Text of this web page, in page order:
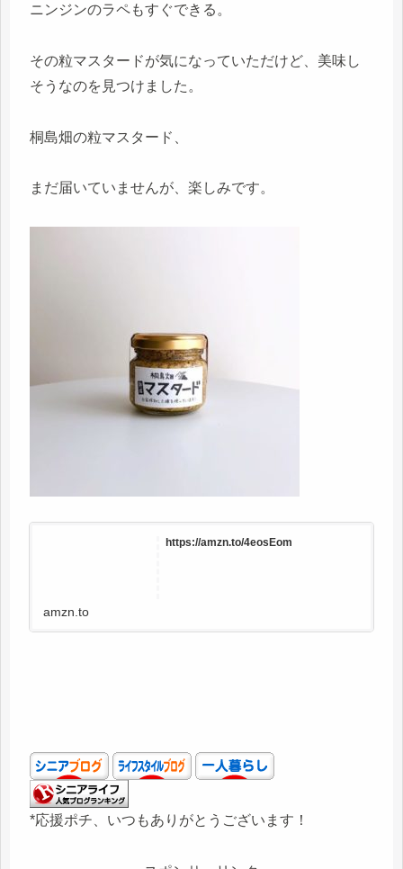
ニンジンのラペもすぐできる。
その粒マスタードが気になっていただけど、美味し
そうなのを見つけました。
桐島畑の粒マスタード、
まだ届いていませんが、楽しみです。
https://amzn.to/4eosEom
amzn.to
*応援ポチ、いつもありがとうございます！